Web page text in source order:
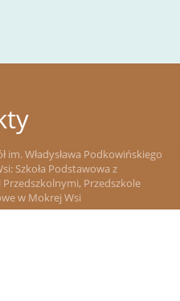
im. Władysława Podkowińskiego
Szkoła Podstawowa z
Przedszkolnymi, Przedszkole
w Mokrej Wsi